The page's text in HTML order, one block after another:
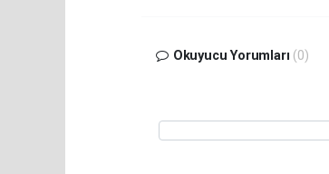
Okuyucu Yorumları (0)